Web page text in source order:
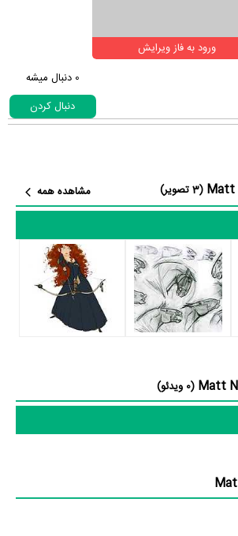
ورود به فاز ویرایش
0 دنبال میشه
دنبال کردن
(3 تصویر)
مشاهده همه
(0 ویدئو)